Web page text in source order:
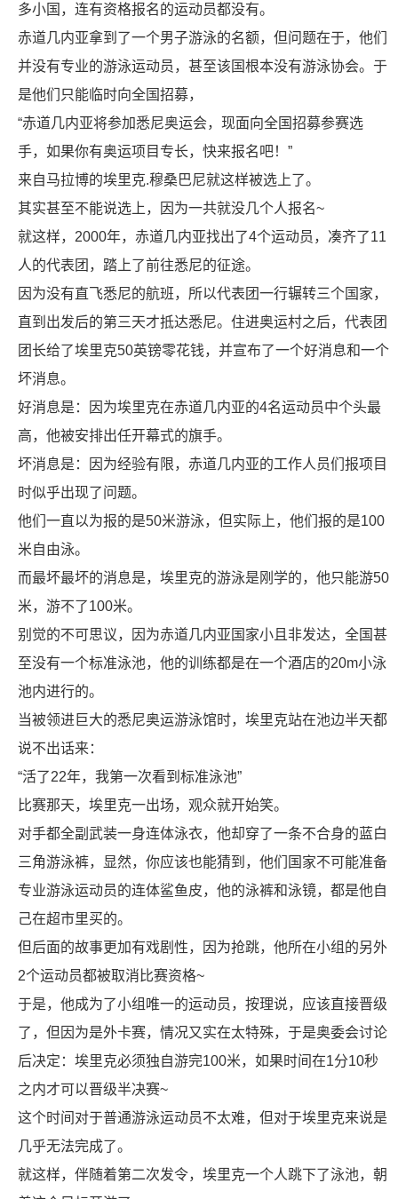
多小国，连有资格报名的运动员都没有。
赤道几内亚拿到了一个男子游泳的名额，但问题在于，他们
并没有专业的游泳运动员，甚至该国根本没有游泳协会。于
是他们只能临时向全国招募，
“赤道几内亚将参加悉尼奥运会，现面向全国招募参赛选
手，如果你有奥运项目专长，快来报名吧！”
来自马拉博的埃里克.穆桑巴尼就这样被选上了。
其实甚至不能说选上，因为一共就没几个人报名~
就这样，2000年，赤道几内亚找出了4个运动员，凑齐了11
人的代表团，踏上了前往悉尼的征途。
因为没有直飞悉尼的航班，所以代表团一行辗转三个国家，
直到出发后的第三天才抵达悉尼。住进奥运村之后，代表团
团长给了埃里克50英镑零花钱，并宣布了一个好消息和一个
坏消息。
好消息是：因为埃里克在赤道几内亚的4名运动员中个头最
高，他被安排出任开幕式的旗手。
坏消息是：因为经验有限，赤道几内亚的工作人员们报项目
时似乎出现了问题。
他们一直以为报的是50米游泳，但实际上，他们报的是100
米自由泳。
而最坏最坏的消息是，埃里克的游泳是刚学的，他只能游50
米，游不了100米。
别觉的不可思议，因为赤道几内亚国家小且非发达，全国甚
至没有一个标准泳池，他的训练都是在一个酒店的20m小泳
池内进行的。
当被领进巨大的悉尼奥运游泳馆时，埃里克站在池边半天都
说不出话来：
“活了22年，我第一次看到标准泳池”
比赛那天，埃里克一出场，观众就开始笑。
对手都全副武装一身连体泳衣，他却穿了一条不合身的蓝白
三角游泳裤，显然，你应该也能猜到，他们国家不可能准备
专业游泳运动员的连体鲨鱼皮，他的泳裤和泳镜，都是他自
己在超市里买的。
但后面的故事更加有戏剧性，因为抢跳，他所在小组的另外
2个运动员都被取消比赛资格~
于是，他成为了小组唯一的运动员，按理说，应该直接晋级
了，但因为是外卡赛，情况又实在太特殊，于是奥委会讨论
后决定：埃里克必须独自游完100米，如果时间在1分10秒
之内才可以晋级半决赛~
这个时间对于普通游泳运动员不太难，但对于埃里克来说是
几乎无法完成了。
就这样，伴随着第二次发令，埃里克一个人跳下了泳池，朝